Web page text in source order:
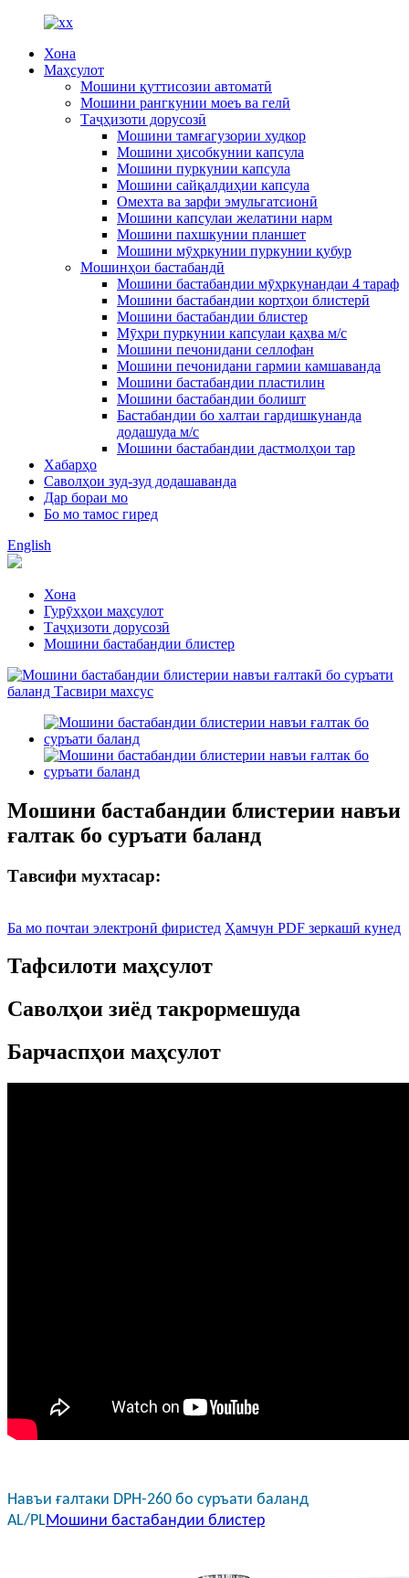
Хона
Маҳсулот
Мошини қуттисозии автоматӣ
Мошини рангкунии моеъ ва гелӣ
Таҷҳизоти дорусозӣ
Мошини тамғагузории худкор
Мошини ҳисобкунии капсула
Мошини пуркунии капсула
Мошини сайқалдиҳии капсула
Омехта ва зарфи эмульгатсионӣ
Мошини капсулаи желатини нарм
Мошини пахшкунии планшет
Мошини мӯҳркунии пуркунии қубур
Мошинҳои бастабандӣ
Мошини бастабандии мӯҳркунандаи 4 тараф
Мошини бастабандии кортҳои блистерӣ
Мошини бастабандии блистер
Мӯҳри пуркунии капсулаи қаҳва м/с
Мошини печонидани селлофан
Мошини печонидани гармии камшаванда
Мошини бастабандии пластилин
Мошини бастабандии болишт
Бастабандии бо халтаи гардишкунанда
додашуда м/с
Мошини бастабандии дастмолҳои тар
Хабарҳо
Саволҳои зуд-зуд додашаванда
Дар бораи мо
Бо мо тамос гиред
English
Хона
Гурӯҳҳои маҳсулот
Таҷҳизоти дорусозӣ
Мошини бастабандии блистер
Мошини бастабандии блистерии навъи
ғалтак бо суръати баланд
Тавсифи мухтасар:
Ба мо почтаи электронӣ фиристед Ҳамчун PDF зеркашӣ кунед
Тафсилоти маҳсулот
Саволҳои зиёд такрормешуда
Барчаспҳои маҳсулот
Навъи ғалтаки DPH-260 бо суръати баланд
AL/PLМошини бастабандии блистер